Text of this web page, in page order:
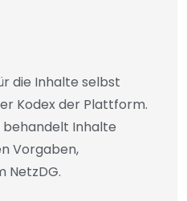
die Inhalte selbst
Kodex der Plattform.
Inhalte
Vorgaben,
NetzDG.